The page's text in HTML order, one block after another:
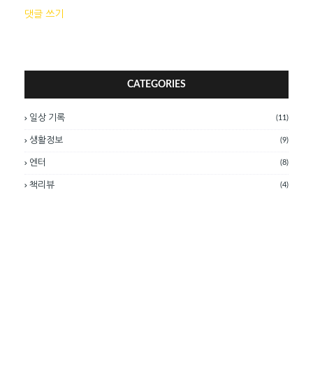
댓글 쓰기
CATEGORIES
일상 기록 (11)
생활정보 (9)
엔터 (8)
책리뷰 (4)